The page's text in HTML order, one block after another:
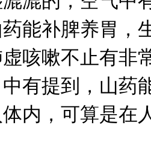
能补脾养胃，
咳嗽不止有非
中有提到，山药
内，可算是在